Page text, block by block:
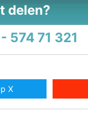
delen?
574 71 321
X